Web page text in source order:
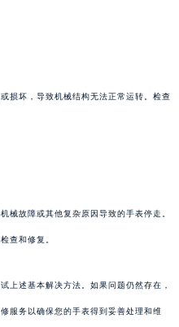
损坏，导致机械结构无法正常运转。检查
械故障或其他复杂原因导致的手表停走。
查和修复。
上述基本解决方法。如果问题仍然存在，
服务以确保您的手表得到妥善处理和维